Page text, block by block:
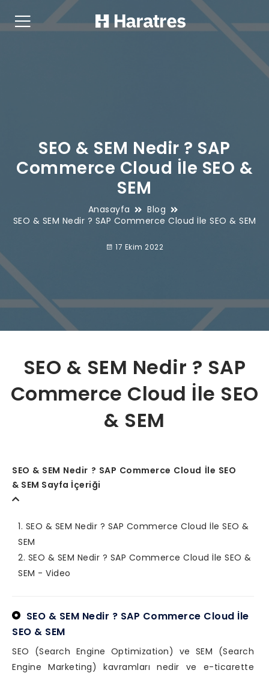
SEO & SEM Nedir ? SAP
Commerce Cloud İle SEO &
SEM
Anasayfa
Blog
SEO & SEM Nedir ? SAP Commerce Cloud İle SEO & SEM
17 Ekim 2022
SEO & SEM Nedir ? SAP
Commerce Cloud İle SEO
& SEM
SEO & SEM Nedir ? SAP Commerce Cloud İle SEO
& SEM Sayfa İçeriği
SEO & SEM Nedir ? SAP Commerce Cloud İle SEO &
SEM
SEO & SEM Nedir ? SAP Commerce Cloud İle SEO &
SEM - Video
SEO & SEM Nedir ? SAP Commerce Cloud İle
SEO & SEM
SEO (Search Engine Optimization) ve SEM (Search
Engine Marketing) kavramları nedir ve e-ticarette